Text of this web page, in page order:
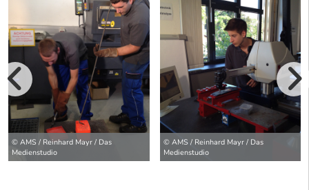
© AMS / Reinhard Mayr / Das
Medienstudio
© AMS / Reinhard Mayr / Das
Medienstudio